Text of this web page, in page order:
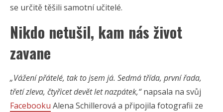
se určitě těšili samotní učitelé.
Nikdo netušil, kam nás život
zavane
„Vážení přátelé, tak to jsem já. Sedmá třída, první řada,
třetí zleva, čtyřicet devět let nazpátek,“napsala na svůj
Facebooku Alena Schillerová a připojila fotografii ze